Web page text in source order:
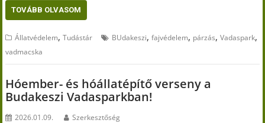
TOVÁBB OLVASOM
Állatvédelem,Tudástár BUdakeszi,fajvédelem, párzás,Vadaspark,
vadmacska
Hóember- és hóállatépítő verseny a
Budakeszi Vadasparkban!
2026.01.09. Szerkesztőség